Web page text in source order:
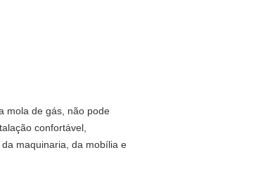
mola de gás, não pode
confortável,
maquinaria, da mobília e